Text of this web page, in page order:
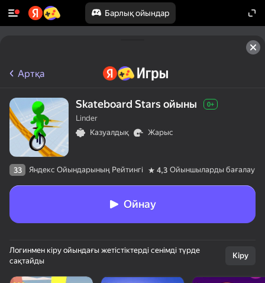
Барлық ойындар
Артқа
Skateboard Stars ойыны 0+
Linder
Казуалдық
Жарыс
33 Яндекс Ойындарының Рейтингі 4,3 Ойыншыларды бағалау
Ойнау
Логинмен кіру ойындағы жетістіктерді сенімді түрде
сақтайды
Кіру